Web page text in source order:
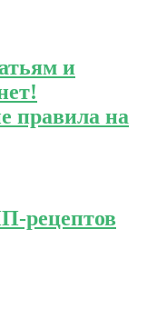
и
правила на
рецептов